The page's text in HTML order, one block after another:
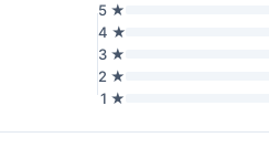
5 ★
4 ★
3 ★
2 ★
1 ★